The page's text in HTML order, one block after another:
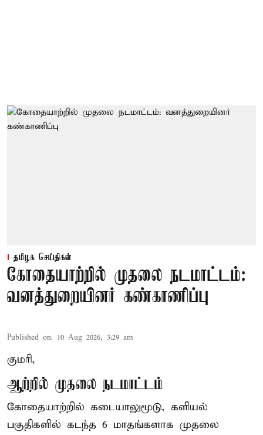
தமிழக செய்திகள்
கோதையாற்றில் முதலை நடமாட்டம்:
வனத்துறையினர் கண்காணிப்பு
Published on: 10 Aug 2026, 3:29 am
குமரி,
ஆற்றில் முதலை நடமாட்டம்
கோதையாற்றில் கடையாலுமூடு, களியல்
பகுதிகளில் கடந்த 6 மாதங்களாக முதலை